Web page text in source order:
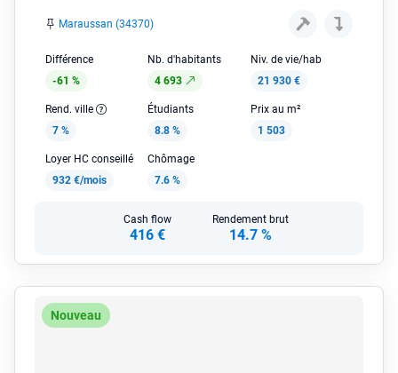
Maraussan (34370)
Différence
-61 %
Nb. d'habitants
4 693
Niv. de vie/hab
21 930 €
Rend. ville
7 %
Étudiants
8.8 %
Prix au m²
1 503
Loyer HC conseillé
932 €/mois
Chômage
7.6 %
Cash flow
416 €
Rendement brut
14.7 %
Nouveau